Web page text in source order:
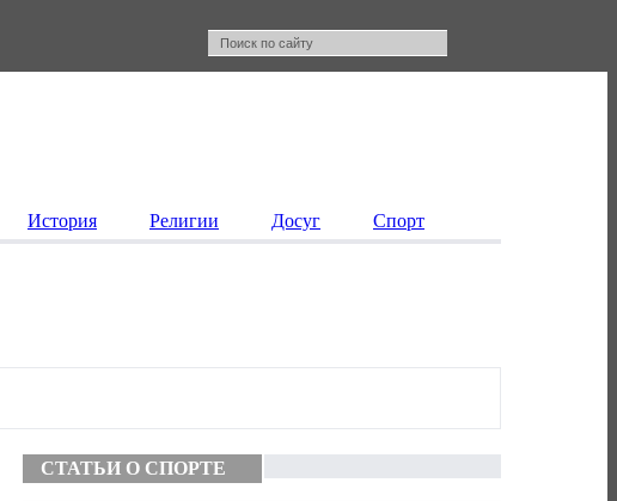
История Религии Досуг Спорт
СТАТЬИ О СПОРТЕ